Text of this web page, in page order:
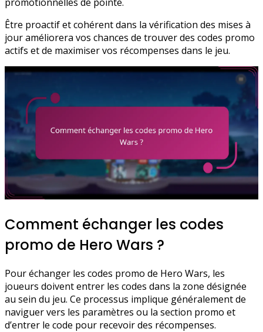
Être proactif et cohérent dans la vérification des mises à
jour améliorera vos chances de trouver des codes promo
actifs et de maximiser vos récompenses dans le jeu.
Comment échanger les codes
promo de Hero Wars ?
Pour échanger les codes promo de Hero Wars, les
joueurs doivent entrer les codes dans la zone désignée
au sein du jeu. Ce processus implique généralement de
naviguer vers les paramètres ou la section promo et
d’entrer le code pour recevoir des récompenses.